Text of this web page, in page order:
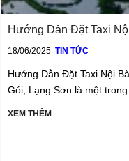
Hướng Dẫn Đặt Taxi
18/06/2025 TIN TỨC
Hướng Dẫn Đặt Taxi Nội
Gói, Lạng Sơn là một
XEM THÊM